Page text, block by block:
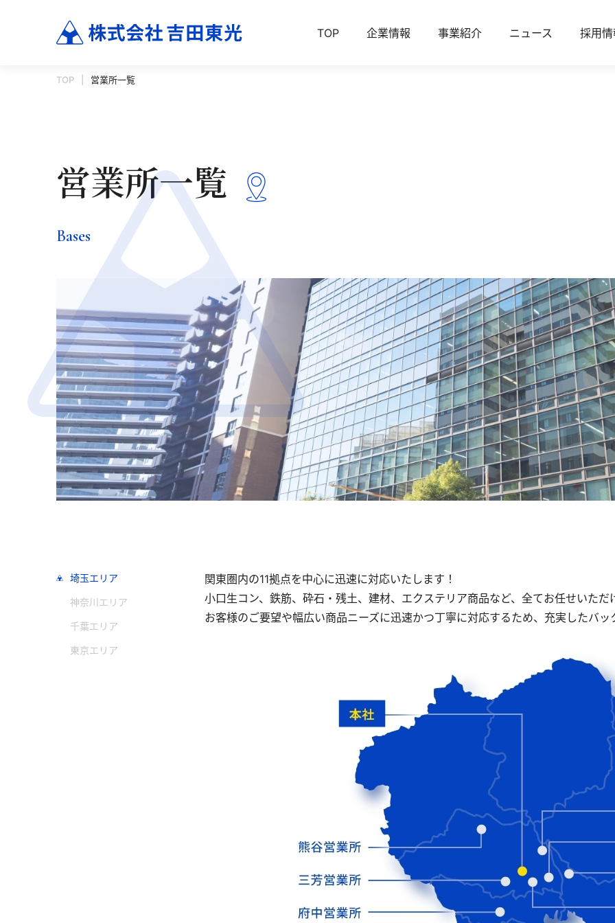
TOP 企業情報 事業紹介 ニュース 採用
TOP 営業所一覧
営業所一覧
Bases
埼玉エリア
神奈川エリア
千葉エリア
東京エリア
関東圏内の11拠点を中心に迅速に対応いたします！
小口生コン、鉄筋、砕石・残土、建材、エクステリア商品など、全てお任せいただ
お客様のご要望や幅広い商品ニーズに迅速かつ丁寧に対応するため、充実したバッ